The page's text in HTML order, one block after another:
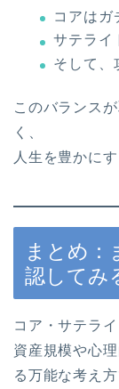
コアはガ
サテライ
そして、
このバランス
く、
人生を豊かに
まとめ：
認してみ
コア・サテライ
資産規模や心
る万能な考え方